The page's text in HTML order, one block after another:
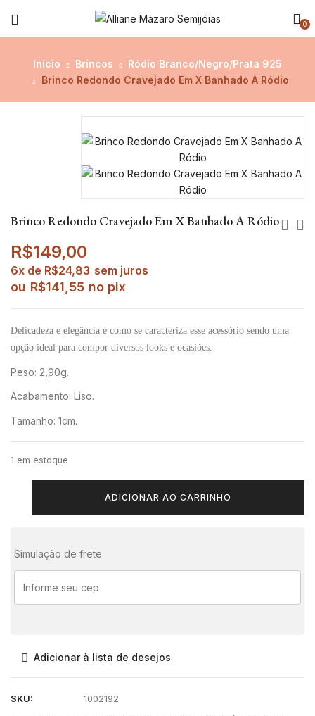
0
Início Brincos
Ródio Branco/Negro/Prata 925
Brinco Redondo Cravejado Em X Banhado A Ródio
Brinco Redondo Cravejado Em X Banhado A Ródio
R$149,00
6x de R$24,83 sem juros
ou R$141,55 no pix
Delicadeza e elegância é como se caracteriza esse acessório sendo uma
opção ideal para compor diversos looks e ocasiões.
Peso: 2,90g.
Acabamento: Liso.
Tamanho: 1cm.
1 em estoque
ADICIONAR AO CARRINHO
Simulação de frete
Adicionar à lista de desejos
SKU:
1002192